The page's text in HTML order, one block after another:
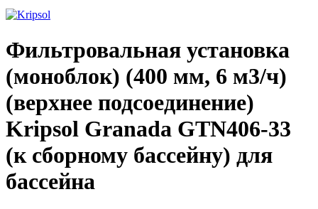
Фильтровальная установка
(моноблок) (400 мм, 6 м3/ч)
(верхнее подсоединение)
Kripsol Granada GTN406-33
(к сборному бассейну) для
бассейна